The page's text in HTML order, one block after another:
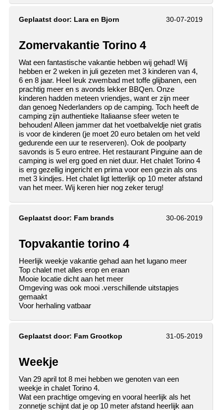
30-07-2019
Geplaatst door: Lara en Bjorn
Zomervakantie Torino 4
Wat een fantastische vakantie hebben wij gehad! Wij
hebben er 2 weken in juli gezeten met 3 kinderen van 4,
6 en 8 jaar. Heel leuk zwembad met toffe glijbanen, een
prachtig meer en s avonds lekker BBQen. Onze
kinderen hadden meteen vriendjes, want er zijn meer
dan genoeg Nederlanders op de camping. Toch heeft de
camping zijn authentieke Italiaanse sfeer weten te
behouden! Alleen jammer dat het voetbalveldje niet gratis
is voor de kinderen (je moet 20 euro betalen om het veld
gedurende een uur te reserveren). Ook de poolparty
savonds is 5 euro entree. Het restaurant Pinguine aan de
camping is wel erg goed en niet duur. Het chalet Torino 4
is erg gezellig ingericht en prima voor een gezin als ons
met 3 kindjes. Het chalet ligt letterlijk op 10 meter afstand
van het meer. Wij keren hier nog zeker terug!
30-06-2019
Geplaatst door: Fam brands
Topvakantie torino 4
Heerlijk weekje vakantie gehad aan het lugano meer
Top chalet met alles erop en eraan
Mooie locatie dicht aan het meer
Omgeving was ook mooi .verschillende uitstapjes
gemaakt
Voor herhaling vatbaar
31-05-2019
Geplaatst door: Fam Grootkop
Weekje
Van 29 april tot 8 mei hebben we genoten van een
weekje in chalet Torino 4.
Wat een prachtige omgeving en vooral heerlijk als het
zonnetje schijnt dat je op 10 meter afstand heerlijk aan